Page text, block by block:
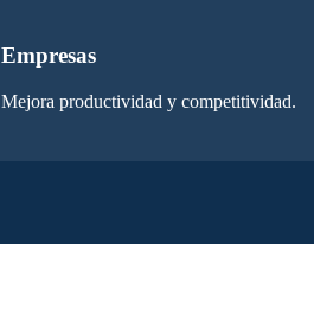
Empresas
Mejora productividad y competitividad.